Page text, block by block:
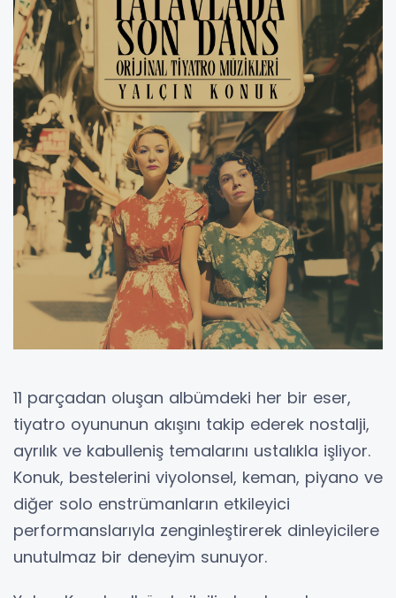
11 parçadan oluşan albümdeki her bir eser,
tiyatro oyununun akışını takip ederek nostalji,
ayrılık ve kabulleniş temalarını ustalıkla işliyor.
Konuk, bestelerini viyolonsel, keman, piyano ve
diğer solo enstrümanların etkileyici
performanslarıyla zenginleştirerek dinleyicilere
unutulmaz bir deneyim sunuyor.